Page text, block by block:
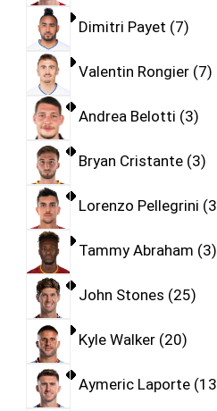
Dimitri Payet 7
Valentin Rongier 7
Andrea Belotti 3
Bryan Cristante 3
Lorenzo Pellegrini 3
Tammy Abraham 3
John Stones 25
Kyle Walker 20
Aymeric Laporte 13